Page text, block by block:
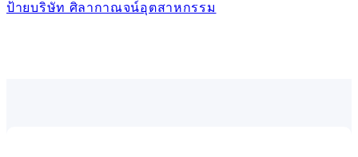
ป้ายบริษัท ศิลากาณจน์อุตสาหกรรม